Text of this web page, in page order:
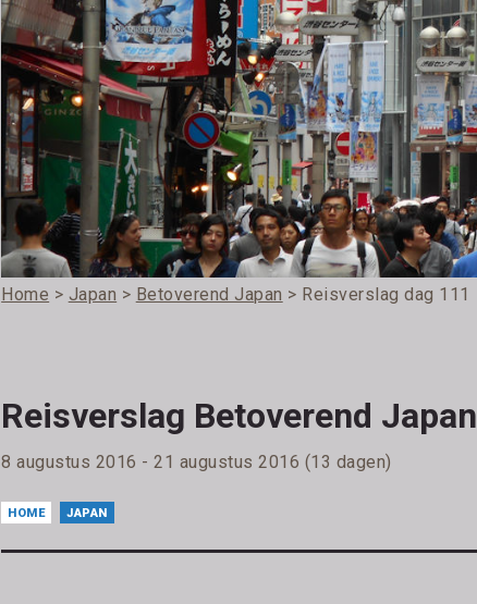
Home > Japan > Betoverend Japan > Reisverslag dag 111
Reisverslag Betoverend Japan
8 augustus 2016 - 21 augustus 2016 (13 dagen)
HOME JAPAN